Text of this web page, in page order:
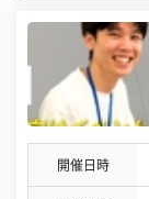
開催日時